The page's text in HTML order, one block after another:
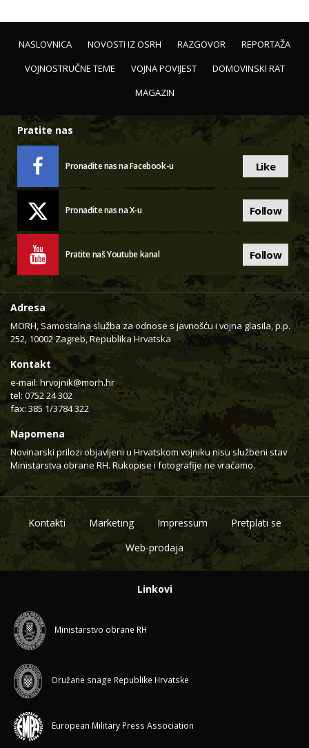
NASLOVNICA NOVOSTI IZ OSRH RAZGOVOR
REPORTAŽA
VOJNOSTRUČNE TEME
VOJNA POVIJEST
DOMOVINSKI RAT
MAGAZIN
Pratite nas
Pronađite nas na Facebook-u Like
Pronađite nas na X-u Follow
Pratite naš Youtube kanal Follow
Adresa
MORH, Samostalna služba za odnose s javnošću i vojna glasila, p.p.
252, 10002 Zagreb, Republika Hrvatska
Kontakt
e-mail: hrvojnik@morh.hr
tel: 0752 24 302
fax: 385 1/3784 322
Napomena
Novinarski prilozi objavljeni u Hrvatskom vojniku nisu službeni stav
Ministarstva obrane RH. Rukopise i fotografije ne vraćamo.
Kontakti Marketing Impressum
Pretplati se
Web-prodaja
Linkovi
Ministarstvo obrane RH
Oružane snage Republike Hrvatske
European Military Press Association